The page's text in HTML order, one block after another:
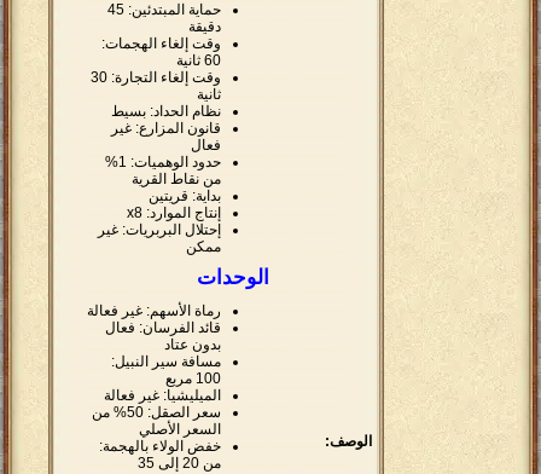
الوصف:
حماية المبتدئين: 45
دقيقة
وقت إلغاء الهجمات:
60 ثانية
وقت إلغاء التجارة: 30
ثانية
نظام الحداد: بسيط
قانون المزارع: غير
فعال
حدود الوهميات: 1%
من نقاط القرية
بداية: قريتين
إنتاج الموارد: x8
إحتلال البربريات: غير
ممكن
الوحدات
رماة الأسهم: غير فعالة
قائد الفرسان: فعال
بدون عتاد
مسافة سير النبيل:
100 مربع
الميليشيا: غير فعالة
سعر الصقل: 50% من
السعر الأصلي
خفض الولاء بالهجمة:
من 20 إلى 35